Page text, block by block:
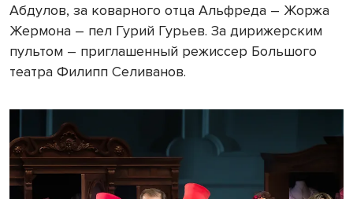
Абдулов, за коварного отца Альфреда – Жоржа
Жермона – пел Гурий Гурьев. За дирижерским
пультом – приглашенный режиссер Большого
театра Филипп Селиванов.